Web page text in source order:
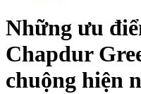
Những ưu
Chapdur
chuộng hiện